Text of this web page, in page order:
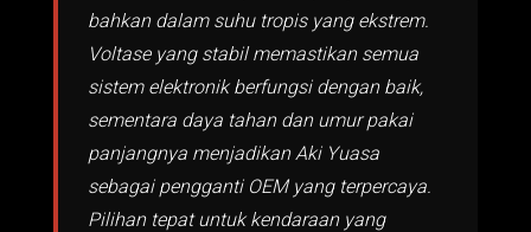
bahkan dalam suhu tropis yang ekstrem.
Voltase yang stabil memastikan semua
sistem elektronik berfungsi dengan baik,
sementara daya tahan dan umur pakai
panjangnya menjadikan Aki Yuasa
sebagai pengganti OEM yang terpercaya.
Pilihan tepat untuk kendaraan yang